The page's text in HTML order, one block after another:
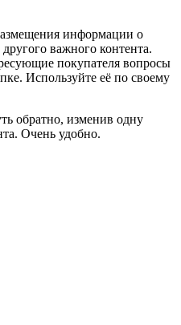
информации о
важного контента.
покупателя вопросы
Используйте её по своему
обратно, изменив одну
Очень удобно.